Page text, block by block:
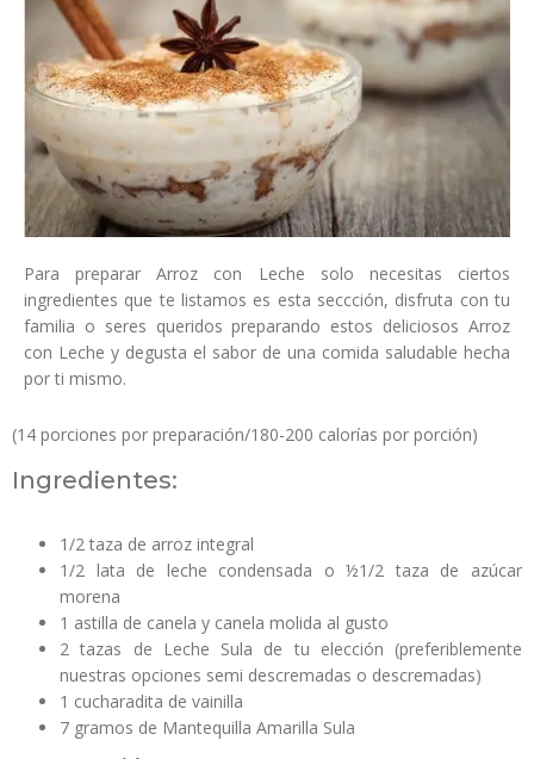
Para preparar Arroz con Leche solo necesitas ciertos
ingredientes que te listamos es esta seccción, disfruta con tu
familia o seres queridos preparando estos deliciosos Arroz
con Leche y degusta el sabor de una comida saludable hecha
por ti mismo.
(14 porciones por preparación/180-200 calorías por porción)
Ingredientes:
1/2 taza de arroz integral
1/2 lata de leche condensada o ½1/2 taza de azúcar
morena
1 astilla de canela y canela molida al gusto
2 tazas de Leche Sula de tu elección (preferiblemente
nuestras opciones semi descremadas o descremadas)
1 cucharadita de vainilla
7 gramos de Mantequilla Amarilla Sula